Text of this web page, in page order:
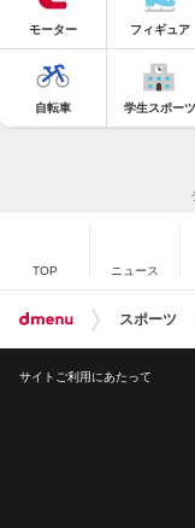
モーター フィギュア
自転車 学生スポーツ
TOP ニュース
スポーツ
サイトご利用にあたって